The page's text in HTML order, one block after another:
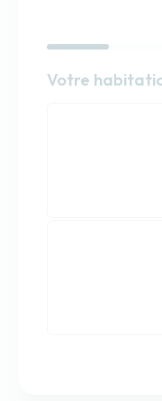
Votre